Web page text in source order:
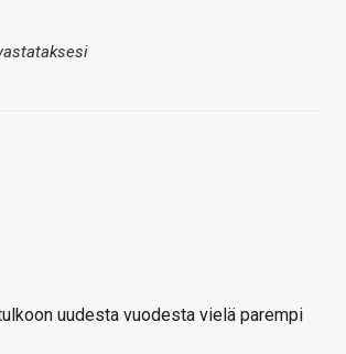
uudesta vuodesta vielä parempi